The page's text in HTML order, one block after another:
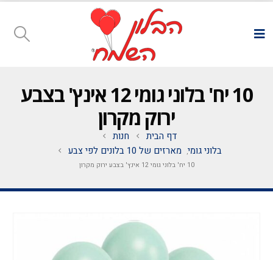
10 יח' בלוני גומי 12 אינץ' בצבע
ירוק מקרון
דף הבית
חנות
בלוני גומי, מארזים של 10 בלונים לפי צבע
10 יח' בלוני גומי 12 אינץ' בצבע ירוק מקרון